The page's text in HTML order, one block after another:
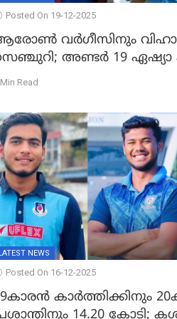
Posted On 19-12-2025
വർഗീസിനും
അണ്ടര്‍ 19 ഏഷ്യാ കപ്പിൽ
ഫൈനലിൽ
Read
NEWS
Posted On 16-12-2025
കാർത്തിക്കിനും
14.20 കോടി;